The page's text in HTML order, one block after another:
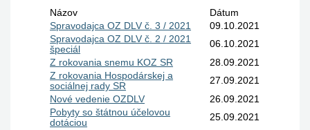
Názov
Dátum
Spravodajca OZ DLV č. 3 / 2021
09.10.2021
Spravodajca OZ DLV č. 2 / 2021
špeciál
06.10.2021
Z rokovania snemu KOZ SR
28.09.2021
Z rokovania Hospodárskej a
sociálnej rady SR
27.09.2021
Nové vedenie OZDLV
26.09.2021
Pobyty so štátnou účelovou
dotáciou
25.09.2021